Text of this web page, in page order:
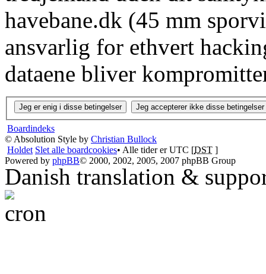
havebane.dk (45 mm
ansvarlig for ethvert
dataene bliver
Boardindeks
© Absolution Style by Christian Bullock
Holdet Slet alle boardcookies• Alle tider er UTC [DST ]
Powered by phpBB© 2000, 2002, 2005, 2007 phpBB Group
Danish translation &